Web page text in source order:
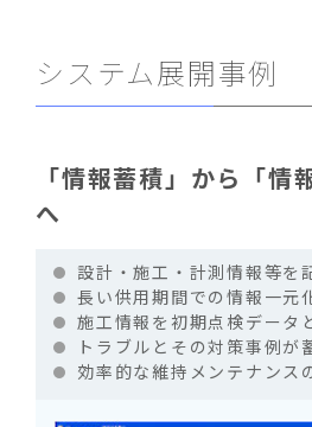
システム展開事例
「情報蓄積」から「情
へ
設計・施工・計測情報等を
長い供用期間での情報一元
施工情報を初期点検データ
トラブルとその対策事例が
効率的な維持メンテナンス